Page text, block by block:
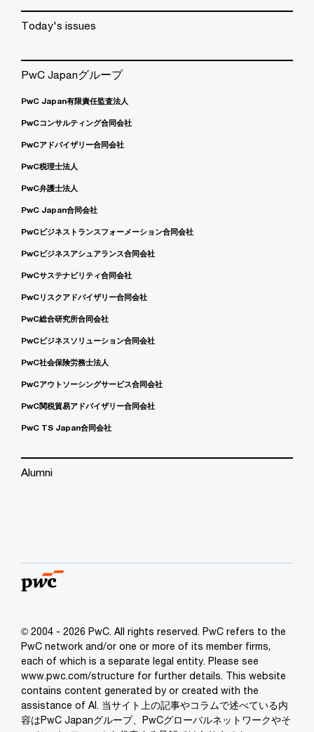
Today's issues
PwC Japanグループ
PwC Japan有限責任監査法人
PwCコンサルティング合同会社
PwCアドバイザリー合同会社
PwC税理士法人
PwC弁護士法人
PwC Japan合同会社
PwCビジネストランスフォーメーション合同会社
PwCビジネスアシュアランス合同会社
PwCサステナビリティ合同会社
PwCリスクアドバイザリー合同会社
PwC総合研究所合同会社
PwCビジネスソリューション合同会社
PwC社会保険労務士法人
PwCアウトソーシングサービス合同会社
PwC関税貿易アドバイザリー合同会社
PwC TS Japan合同会社
Alumni
© 2004 - 2026 PwC. All rights reserved. PwC refers to the
PwC network and/or one or more of its member firms,
each of which is a separate legal entity. Please see
www.pwc.com/structure for further details. This website
contains content generated by or created with the
assistance of AI. 当サイト上の記事やコラムで述べている内
容はPwC Japanグループ、PwCグローバルネットワークやそ